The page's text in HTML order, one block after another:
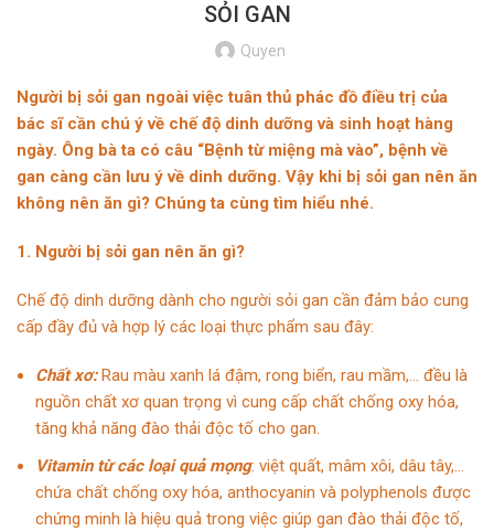
SỎI GAN
Quyen
Người bị sỏi gan ngoài việc tuân thủ phác đồ điều trị của
bác sĩ cần chú ý về chế độ dinh dưỡng và sinh hoạt hàng
ngày. Ông bà ta có câu “Bệnh từ miệng mà vào”, bệnh về
gan càng cần lưu ý về dinh dưỡng. Vậy khi bị sỏi gan nên ăn
không nên ăn gì? Chúng ta cùng tìm hiểu nhé.
1. Người bị sỏi gan nên ăn gì?
Chế độ dinh dưỡng dành cho người sỏi gan cần đảm bảo cung
cấp đầy đủ và hợp lý các loại thực phẩm sau đây:
Chất xơ:Rau màu xanh lá đậm, rong biển, rau mầm,… đều là
nguồn chất xơ quan trọng vì cung cấp chất chống oxy hóa,
tăng khả năng đào thải độc tố cho gan.
Vitamin từ các loại quả mọng: việt quất, mâm xôi, dâu tây,…
chứa chất chống oxy hóa, anthocyanin và polyphenols được
chứng minh là hiệu quả trong việc giúp gan đào thải độc tố,